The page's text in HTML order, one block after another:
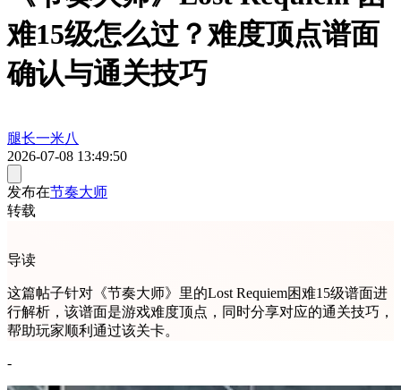
难15级怎么过？难度顶点谱面
确认与通关技巧
腿长一米八
2026-07-08 13:49:50
发布在节奏大师
转载
导读
这篇帖子针对《节奏大师》里的Lost Requiem困难15级谱面进
行解析，该谱面是游戏难度顶点，同时分享对应的通关技巧，
帮助玩家顺利通过该关卡。
-